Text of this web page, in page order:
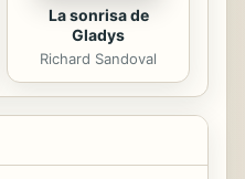
La sonrisa de
Gladys
Richard Sandoval